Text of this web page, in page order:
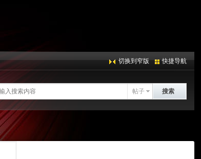
快捷导航
切换到窄版
帖子 搜索